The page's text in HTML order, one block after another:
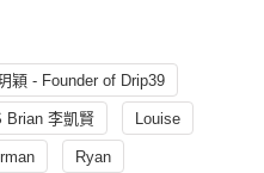
穎 - Founder of Drip39
Brian 李凱賢 Louise
Ryan